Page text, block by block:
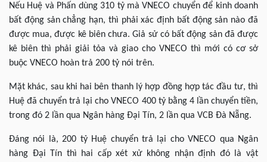
Nếu Huệ và Phấn dùng 310 tỷ mà VNECO chuyển để kinh doanh
bất động sản chẳng hạn, thì phải xác định bất động sản nào đã
được mua, được kê biên chưa. Giả sử có bất động sản đã được
kê biên thì phải giải tỏa và giao cho VNECO thì mới có cơ sở
buộc VNECO hoàn trả 200 tỷ nói trên.
Mặt khác, sau khi hai bên thanh lý hợp đồng hợp tác đầu tư, thì
Huệ đã chuyển trả lại cho VNECO 400 tỷ bằng 4 lần chuyển tiền,
trong đó 2 lần qua Ngân hàng Đại Tín, 2 lần qua VCB Đà Nẵng.
Đáng nói là, 200 tỷ Huệ chuyển trả lại cho VNECO qua Ngân
hàng Đại Tín thì hai cấp xét xử không nhận định đó là vật